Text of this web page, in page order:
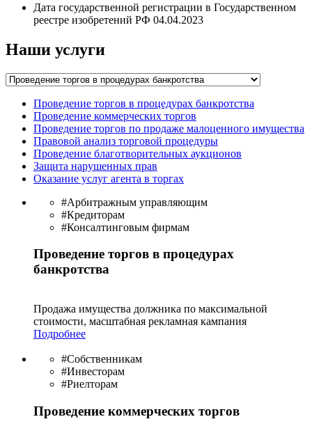
Дата государственной регистрации в Государственном
реестре изобретений РФ 04.04.2023
Наши услуги
Проведение торгов в процедурах банкротства
Проведение коммерческих торгов
Проведение торгов по продаже малоценного имущества
Правовой анализ торговой процедуры
Проведение благотворительных аукционов
Защита нарушенных прав
Оказание услуг агента в торгах
#Арбитражным управляющим
#Кредиторам
#Консалтинговым фирмам
Проведение торгов в процедурах
банкротства
Продажа имущества должника по максимальной
стоимости, масштабная рекламная кампания
Подробнее
#Собственникам
#Инвесторам
#Риелторам
Проведение коммерческих торгов